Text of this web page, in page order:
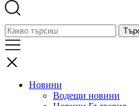
Новини
Водещи новини